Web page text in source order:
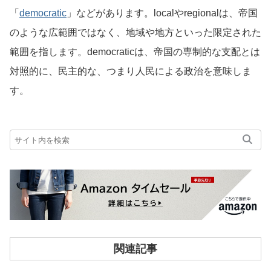
「 democratic 」などがあります。localやregionalは、帝国
のような広範囲ではなく、地域や地方といった限定された
範囲を指します。democraticは、帝国の専制的な支配とは
対照的に、民主的な、つまり人民による政治を意味しま
す。
関連記事